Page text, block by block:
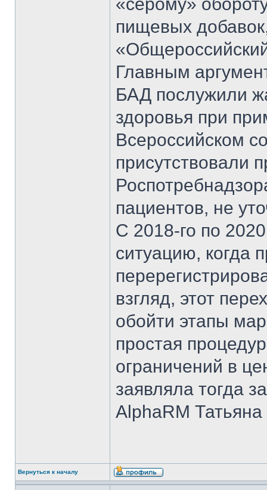
пищевых
Главным
БАД послужили
здоровья при
Всероссийском
присутствовали
пациентов, не
С 2018-го по
ситуацию, когда
взгляд, этот
обойти этапы
простая
ограничений в
заявляла тогда
AlphaRM
Вернуться к началу